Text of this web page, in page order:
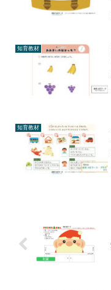
知育教材
知育教材